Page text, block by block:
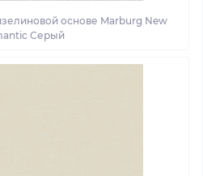
основе Marburg New
Серый